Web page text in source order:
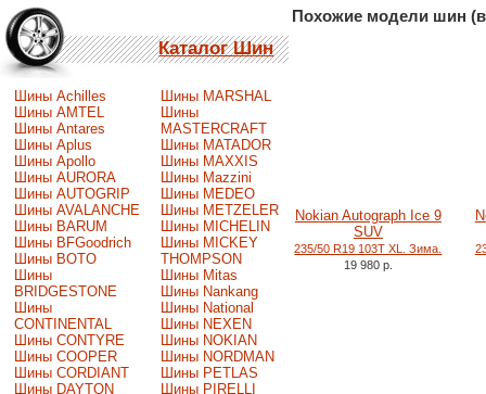
Каталог Шин
Шины Achilles
Шины AMTEL
Шины Antares
Шины Aplus
Шины Apollo
Шины AURORA
Шины AUTOGRIP
Шины AVALANCHE
Шины BARUM
Шины BFGoodrich
Шины BOTO
Шины
BRIDGESTONE
Шины
CONTINENTAL
Шины CONTYRE
Шины COOPER
Шины CORDIANT
Шины DAYTON
Шины MARSHAL
Шины
MASTERCRAFT
Шины MATADOR
Шины MAXXIS
Шины Mazzini
Шины MEDEO
Шины METZELER
Шины MICHELIN
Шины MICKEY
THOMPSON
Шины Mitas
Шины Nankang
Шины National
Шины NEXEN
Шины NOKIAN
Шины NORDMAN
Шины PETLAS
Шины PIRELLI
Похожие модели шин
Nokian Autograph Ice 9
SUV
235/50 R19 103T XL. Зима.
19 980 р.